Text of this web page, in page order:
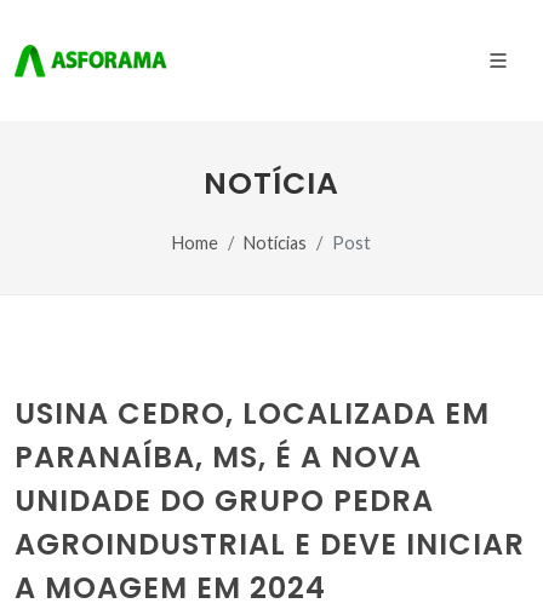
NOTÍCIA
Home Notícias Post
USINA CEDRO, LOCALIZADA EM
PARANAÍBA, MS, É A NOVA
UNIDADE DO GRUPO PEDRA
AGROINDUSTRIAL E DEVE INICIAR
A MOAGEM EM 2024